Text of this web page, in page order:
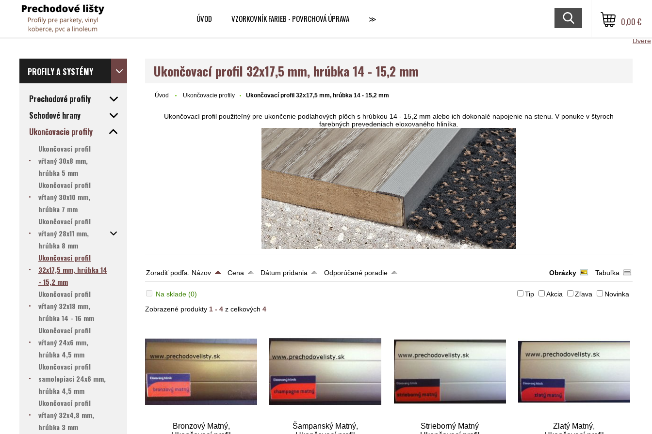
ÚVOD VZORKOVNÍK FARIEB - POVRCHOVÁ ÚPRAVA ≫ 0,00 €
PROFILY A SYSTÉMY
Prechodové profily
Schodové hrany
Ukončovacie profily
Ukončovací profil
vŕtaný 30x8 mm,
hrúbka 5 mm
Ukončovací profil
vŕtaný 30x10 mm,
hrúbka 7 mm
Ukončovací profil
vŕtaný 28x11 mm,
hrúbka 8 mm
Ukončovací profil
32x17,5 mm, hrúbka 14
- 15,2 mm
Ukončovací profil
vŕtaný 32x18 mm,
hrúbka 14 - 16 mm
Ukončovací profil
vŕtaný 24x6 mm,
hrúbka 4,5 mm
Ukončovací profil
samolepiaci 24x6 mm,
hrúbka 4,5 mm
Ukončovací profil
vŕtaný 32x4,8 mm,
hrúbka 3 mm
Ukončovací profil 32x17,5 mm, hrúbka 14 - 15,2 mm
Úvod Ukončovacie profily Ukončovací profil 32x17,5 mm, hrúbka 14 - 15,2 mm
Ukončovací profil použiteľný pre ukončenie podlahových plôch s hrúbkou 14 - 15,2 mm alebo ich dokonalé napojenie na stenu. V ponuke v štyroch
farebných prevedeniach eloxovaného hliníka.
Zoradiť podľa: Názov Cena Dátum pridania Odporúčané poradie Obrázky Tabuľka
Na sklade (0) Tip Akcia Zľava
Novinka
Zobrazené produkty 1 - 4 z celkových4
Bronzový Matný,
Šampanský Matný,
Strieborný Matný
Zlatý Matný,
Dvere